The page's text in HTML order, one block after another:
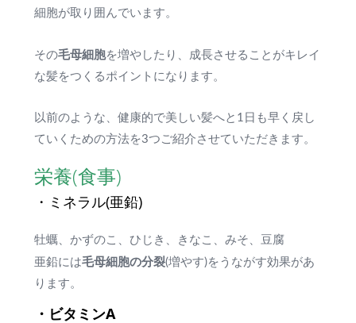
細胞が取り囲んでいます。
その毛母細胞を増やしたり、成長させることがキレイ
な髪をつくるポイントになります。
以前のような、健康的で美しい髪へと1日も早く戻し
ていくための方法を3つご紹介させていただきます。
栄養(食事)
・ミネラル(亜鉛)
牡蠣、かずのこ、ひじき、きなこ、みそ、豆腐
亜鉛には毛母細胞の分裂(増やす)をうながす効果があ
ります。
・ビタミンA